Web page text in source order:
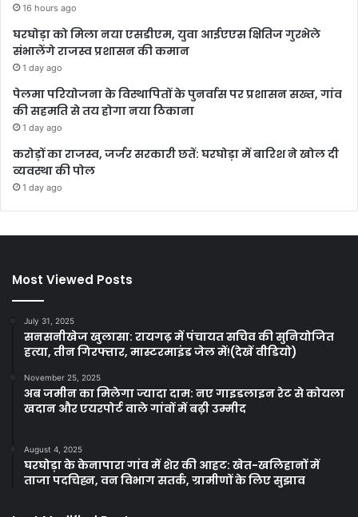
16 hours ago
घरघोड़ा को मिला नया एसडीएम, युवा आईएएस क्षितिज गुरभेले
संभालेंगे राजस्व प्रशासन की कमान
1 day ago
पेलमा परियोजना के विस्थापितों के पुनर्वास पर प्रशासन सख्त, गांव
की सहमति से तय होगा नया ठिकाना
1 day ago
करोड़ों का राजस्व, जर्जर सरकारी छतें: घरघोड़ा में बारिश ने खोल दी
व्यवस्था की पोल
1 day ago
Most Viewed Posts
July 31, 2025
सनसनीखेज खुलासा: रायगढ़ में पंचायत सचिव की सुनियोजित
हत्या, तीन गिरफ्तार, मास्टरमाइंड जेल में!(देखें वीडियो)
November 25, 2025
अब जमीन का मिलेगा ज्यादा दाम: नए गाइडलाइन रेट से कोयला
खदान और एयरपोर्ट वाले गांवों में बढ़ी उम्मीद
August 4, 2025
घरघोड़ा के केनापारा गांव में शेर की आहट: खेत-खलिहानों में
ताजा पदचिह्न, वन विभाग सतर्क, ग्रामीणों के लिए सुझाव